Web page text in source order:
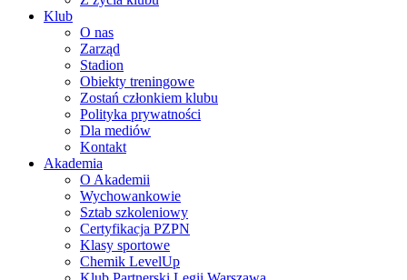
Klub
O nas
Zarząd
Stadion
Obiekty treningowe
Zostań członkiem klubu
Polityka prywatności
Dla mediów
Kontakt
Akademia
O Akademii
Wychowankowie
Sztab szkoleniowy
Certyfikacja PZPN
Klasy sportowe
Chemik LevelUp